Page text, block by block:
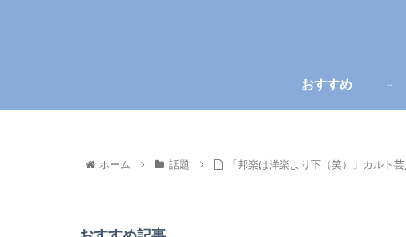
おすすめ
ホーム 話題 「邦楽は洋楽より下（笑）」カルト